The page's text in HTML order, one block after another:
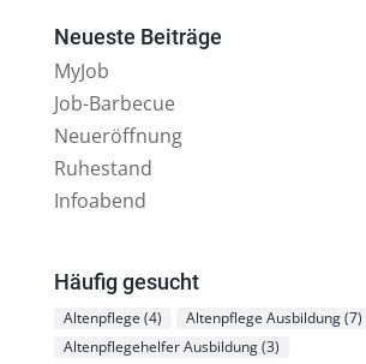
Neueste Beiträge
MyJob
Job-Barbecue
Neueröffnung
Ruhestand
Infoabend
Häufig gesucht
Altenpflege (4) Altenpflege Ausbildung(7)
Altenpflegehelfer Ausbildung(3)